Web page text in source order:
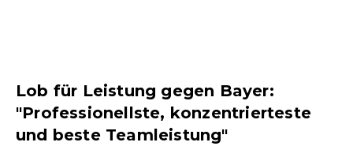
Lob für Leistung gegen Bayer:
"Professionellste, konzentrierteste
und beste Teamleistung"